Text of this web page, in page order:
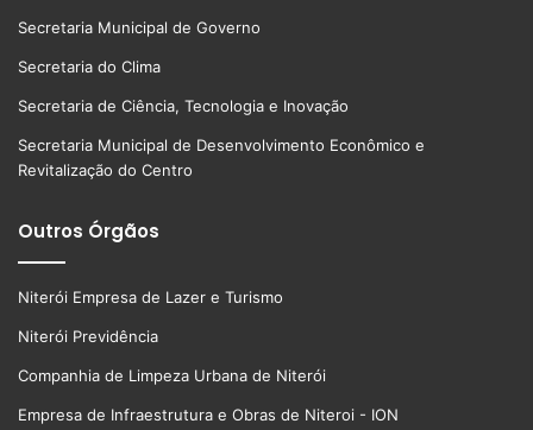
Secretaria Municipal de Governo
Secretaria do Clima
Secretaria de Ciência, Tecnologia e Inovação
Secretaria Municipal de Desenvolvimento Econômico e
Revitalização do Centro
Outros Órgãos
Niterói Empresa de Lazer e Turismo
Niterói Previdência
Companhia de Limpeza Urbana de Niterói
Empresa de Infraestrutura e Obras de Niteroi - ION